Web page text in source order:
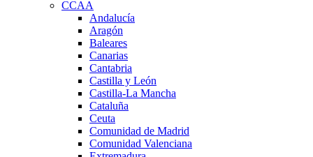
CCAA
Andalucía
Aragón
Baleares
Canarias
Cantabria
Castilla y León
Castilla-La Mancha
Cataluña
Ceuta
Comunidad de Madrid
Comunidad Valenciana